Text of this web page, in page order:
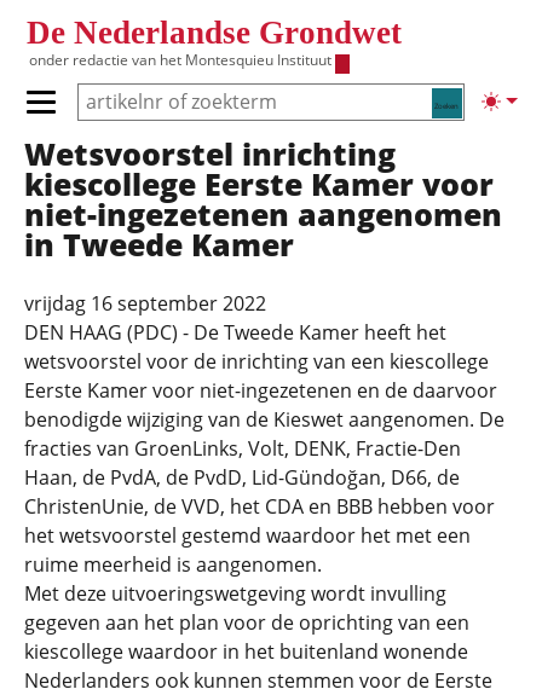
De Nederlandse Grondwet
onder redactie van het Montesquieu Instituut
Zoeken
Primair menu tonen/verbergen
Hoofdnavigatie
Wetsvoorstel inrichting
kiescollege Eerste Kamer voor
niet-ingezetenen aangenomen
in Tweede Kamer
vrijdag 16 september 2022
DEN HAAG (PDC) - De Tweede Kamer heeft het
wetsvoorstel voor de inrichting van een kiescollege
Eerste Kamer voor niet-ingezetenen en de daarvoor
benodigde wijziging van de Kieswet aangenomen. De
fracties van GroenLinks, Volt, DENK, Fractie-Den
Haan, de PvdA, de PvdD, Lid-Gündoğan, D66, de
ChristenUnie, de VVD, het CDA en BBB hebben voor
het wetsvoorstel gestemd waardoor het met een
ruime meerheid is aangenomen.
Met deze uitvoeringswetgeving wordt invulling
gegeven aan het plan voor de oprichting van een
kiescollege waardoor in het buitenland wonende
Nederlanders ook kunnen stemmen voor de Eerste